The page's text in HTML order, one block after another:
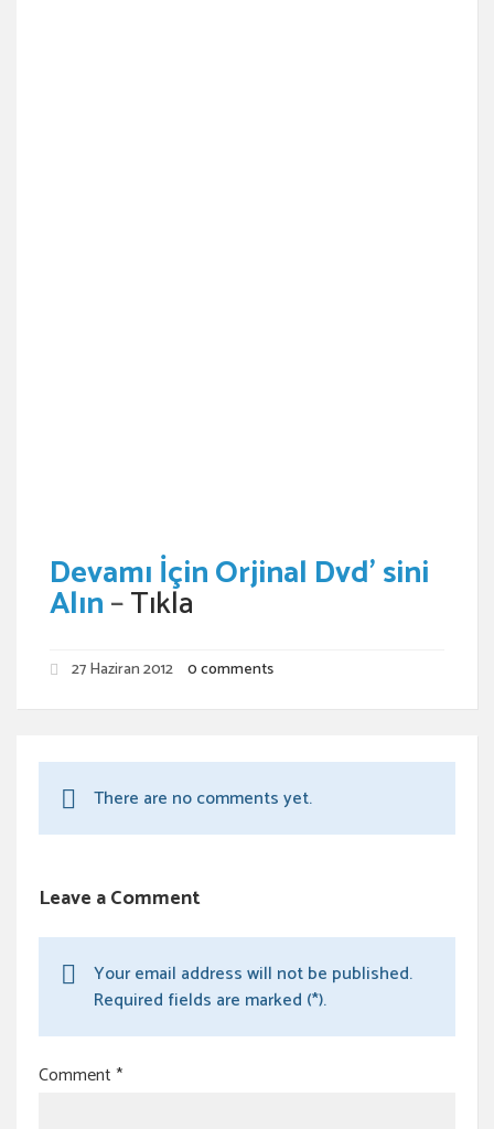
Devamı İçin Orjinal Dvd’ sini
Alın–Tıkla
27 Haziran 2012 0 comments
There are no comments yet.
Leave a Comment
Your email address will not be published.
Required fields are marked (*).
Comment*